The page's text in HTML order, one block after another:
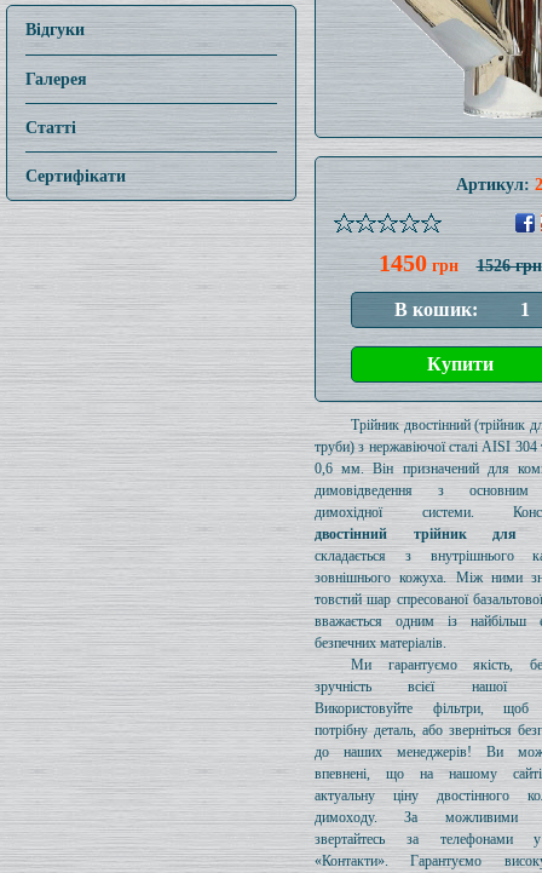
Відгуки
Галерея
Статті
Сертифікати Артикул:
1450грн 1526 грн
Трійник двостінний (трійник
труби) з нержавіючої сталі AISI
0,6 мм. Він призначений для
димовідведення з основним
димохідної системи.
двостінний трійник для
складається з внутрішнього
зовнішнього кожуха. Між ними
товстий шар спресованої
вважається одним із найбільш
безпечних матеріалів.
Ми гарантуємо якість,
зручність всієї нашої
Використовуйте фільтри, щоб
потрібну деталь, або зверніться
до наших менеджерів! Ви
впевнені, що на нашому
актуальну ціну двостінного
димоходу. За можливими
звертайтесь за телефонами
«Контакти». Гарантуємо